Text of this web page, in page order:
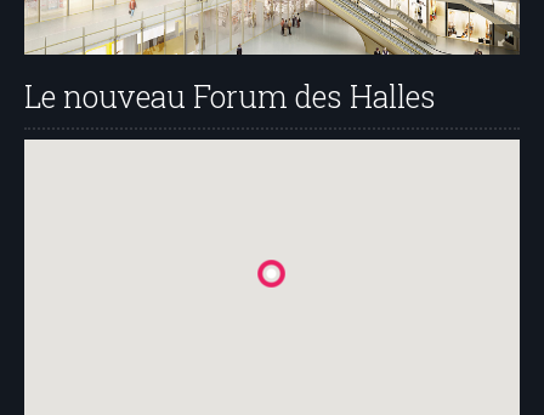
Le nouveau Forum des Halles